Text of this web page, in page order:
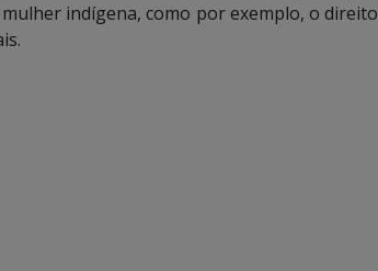
indígena, como por exemplo, o direito